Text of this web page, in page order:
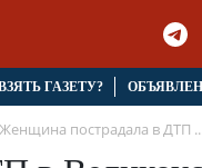
ГАЗЕТУ?
Женщина пострадала в ДТП